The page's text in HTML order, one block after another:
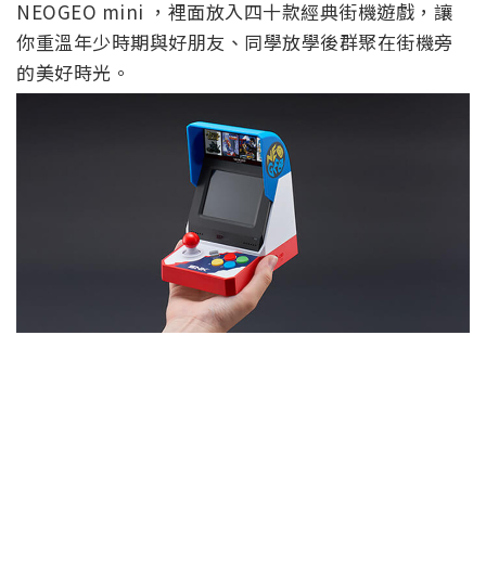
NEOGEO mini ，裡面放入四十款經典街機遊戲，讓
你重溫年少時期與好朋友、同學放學後群聚在街機旁
的美好時光。